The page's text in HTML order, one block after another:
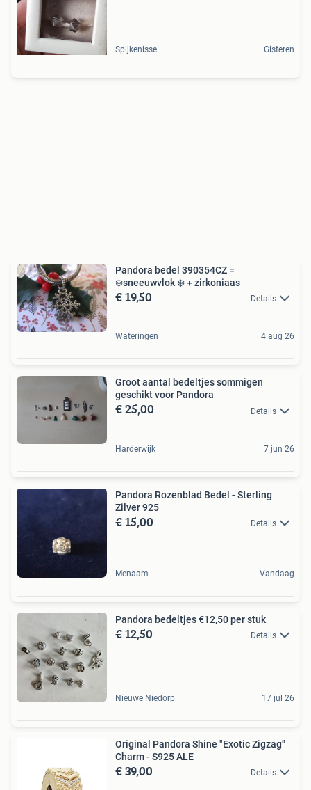
Spijkenisse Gisteren
Pandora bedel 390354CZ =
❄️sneeuwvlok ❄️ + zirkoniaas
€ 19,50 Details
Wateringen 4 aug 26
Groot aantal bedeltjes sommigen
geschikt voor Pandora
€ 25,00 Details
Harderwijk 7 jun 26
Pandora Rozenblad Bedel - Sterling
Zilver 925
€ 15,00 Details
Menaam Vandaag
Pandora bedeltjes €12,50 per stuk
€ 12,50 Details
Nieuwe Niedorp 17 jul 26
Original Pandora Shine "Exotic Zigzag"
Charm - S925 ALE
€ 39,00 Details